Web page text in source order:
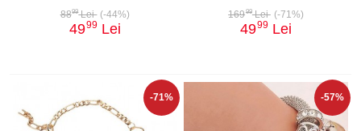
8899Lei (-44%)
4999 Lei
16999Lei (-71%)
4999 Lei
-71% -57%